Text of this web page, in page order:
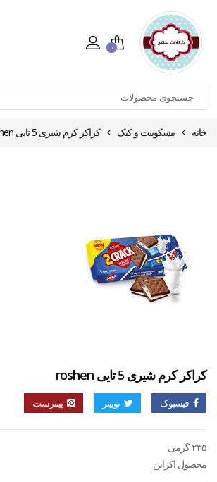
۰
خانه بیسکوییت و کیک کراکر کرم شیری 5 تایی roshen
کراکر کرم شیری 5 تایی roshen
فیسبوک توییتر پینترست
۲۳۵ گرمی
محصول اکزاین